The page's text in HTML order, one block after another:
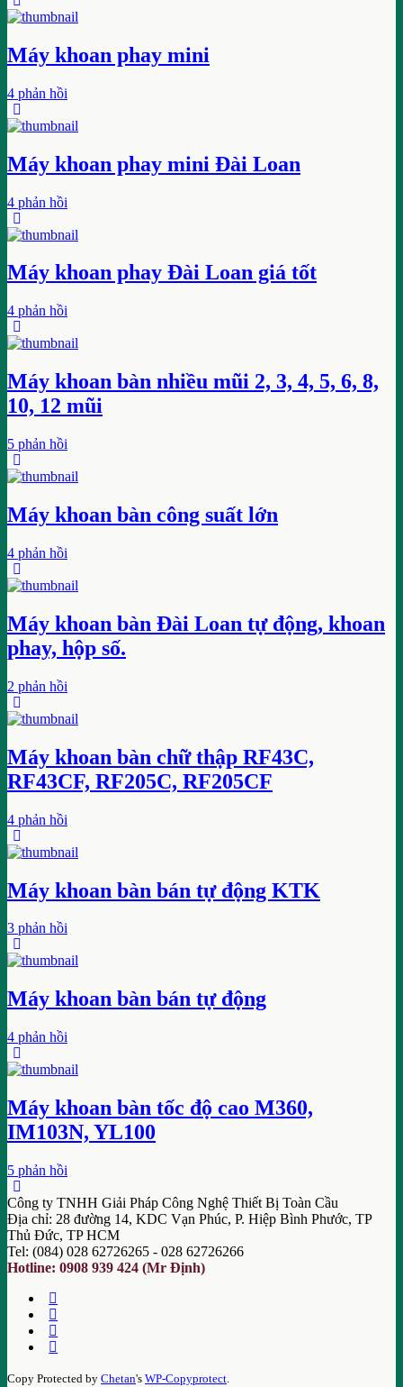
Máy khoan phay mini
4 phản hồi
Máy khoan phay mini Đài Loan
4 phản hồi
Máy khoan phay Đài Loan giá tốt
4 phản hồi
Máy khoan bàn nhiều mũi 2, 3, 4, 5, 6, 8,
10, 12 mũi
5 phản hồi
Máy khoan bàn công suất lớn
4 phản hồi
Máy khoan bàn Đài Loan tự động, khoan
phay, hộp số.
2 phản hồi
Máy khoan bàn chữ thập RF43C,
RF43CF, RF205C, RF205CF
4 phản hồi
Máy khoan bàn bán tự động KTK
3 phản hồi
Máy khoan bàn bán tự động
4 phản hồi
Máy khoan bàn tốc độ cao M360,
IM103N, YL100
5 phản hồi
Công ty TNHH Giải Pháp Công Nghệ Thiết Bị Toàn Cầu
Địa chỉ: 28 đường 14, KDC Vạn Phúc, P. Hiệp Bình Phước, TP
Thủ Đức, TP HCM
Tel: (084) 028 62726265 - 028 62726266
Hotline: 0908 939 424 (Mr Định)
Copy Protected by Chetan's WP-Copyprotect.